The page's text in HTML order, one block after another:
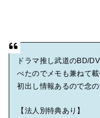
ドラマ推し武道のBD/
べたのでメモも兼ねて
初出し情報あるので念
【法人別特典あり】